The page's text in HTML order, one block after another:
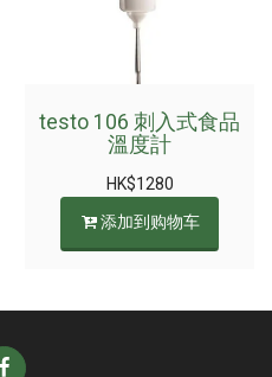
testo 106 刺入式食品
溫度計
HK$1280
添加到购物车